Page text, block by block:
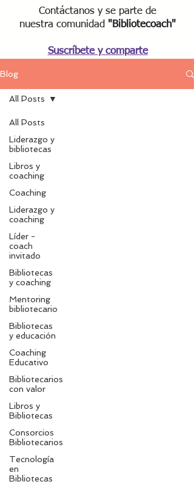
Contáctanos y se parte de
nuestra comunidad "Bibliotecoach"​
Suscríbete y comparte
Blog
All Posts
Liderazgo y
bibliotecas
Libros y
coaching
Coaching
Liderazgo y
coaching
Líder -
coach
invitado
Bibliotecas
y coaching
Mentoring
bibliotecario
Bibliotecas
y educación
Coaching
Educativo
Bibliotecarios
con valor
Libros y
Bibliotecas
Consorcios
Bibliotecarios
Tecnología
en
Bibliotecas
All Posts